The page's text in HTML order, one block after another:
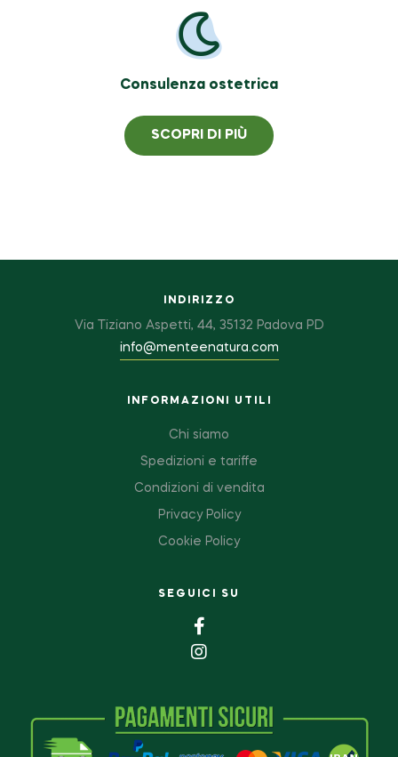
Consulenza ostetrica
SCOPRI DI PIÙ
INDIRIZZO
Via Tiziano Aspetti, 44, 35132 Padova PD
info@menteenatura.com
INFORMAZIONI UTILI
Chi siamo
Spedizioni e tariffe
Condizioni di vendita
Privacy Policy
Cookie Policy
SEGUICI SU